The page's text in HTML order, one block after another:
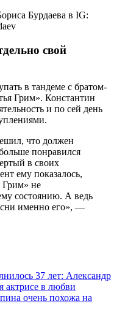
Бурдаева в IG:
свой
в тандеме с братом-
Грим». Константин
и по сей день
что должен
понравился
в своих
ему показалось,
Грим» не
состоянию. А ведь
именно его», —
37 лет: Александр
актрисе в любви
очень похожа на